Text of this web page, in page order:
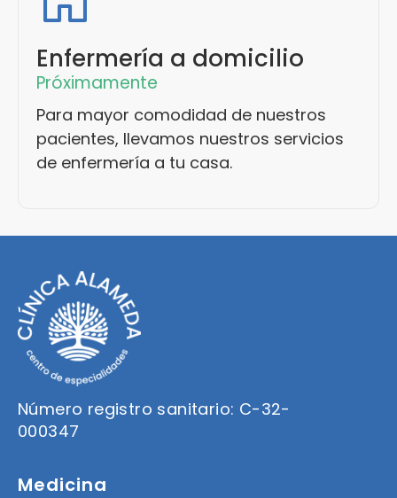
Enfermería a domicilio
Próximamente
Para mayor comodidad de nuestros
pacientes, llevamos nuestros servicios
de enfermería a tu casa.
Número registro sanitario: C-32-
000347
Medicina